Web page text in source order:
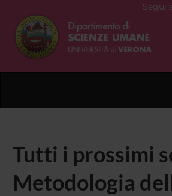
Segui
Tutti i prossimi
Metodologia